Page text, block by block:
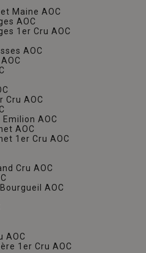
Maine AOC
AOC
1er Cru AOC
AOC
Cru AOC
AOC
AOC
1er Cru AOC
Cru AOC
AOC
AOC
1er Cru AOC